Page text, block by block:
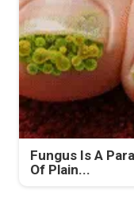
Fungus Is A
Of Plain...